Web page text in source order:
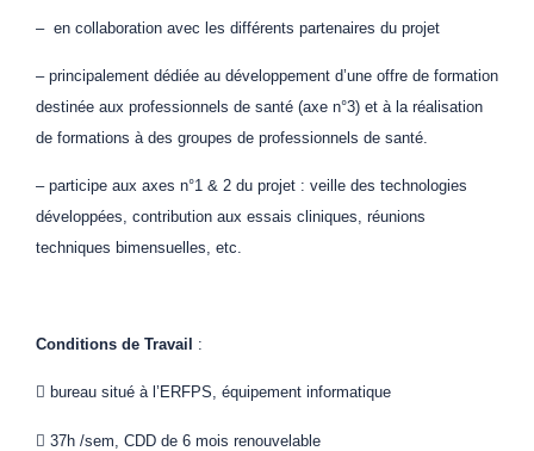
– en collaboration avec les différents partenaires du projet
– principalement dédiée au développement d’une offre de formation
destinée aux professionnels de santé (axe n°3) et à la réalisation
de formations à des groupes de professionnels de santé.
– participe aux axes n°1 & 2 du projet : veille des technologies
développées, contribution aux essais cliniques, réunions
techniques bimensuelles, etc.
Conditions de Travail :
 bureau situé à l’ERFPS, équipement informatique
 37h /sem, CDD de 6 mois renouvelable